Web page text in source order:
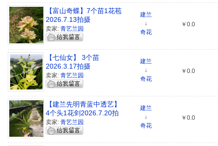
【富山奇蝶】7个苗1花苞
2026.7.13拍摄
卖家: 青艺兰园
建兰
↓
奇花
￥0.0
【七仙女】 3个苗
2026.3.17拍摄
卖家: 青艺兰园
建兰
↓
奇花
￥0.0
【建兰先明青蓝中透艺】
4个头1花剑2026.7.20拍
摄
卖家: 青艺兰园
建兰
↓
奇花
￥0.0